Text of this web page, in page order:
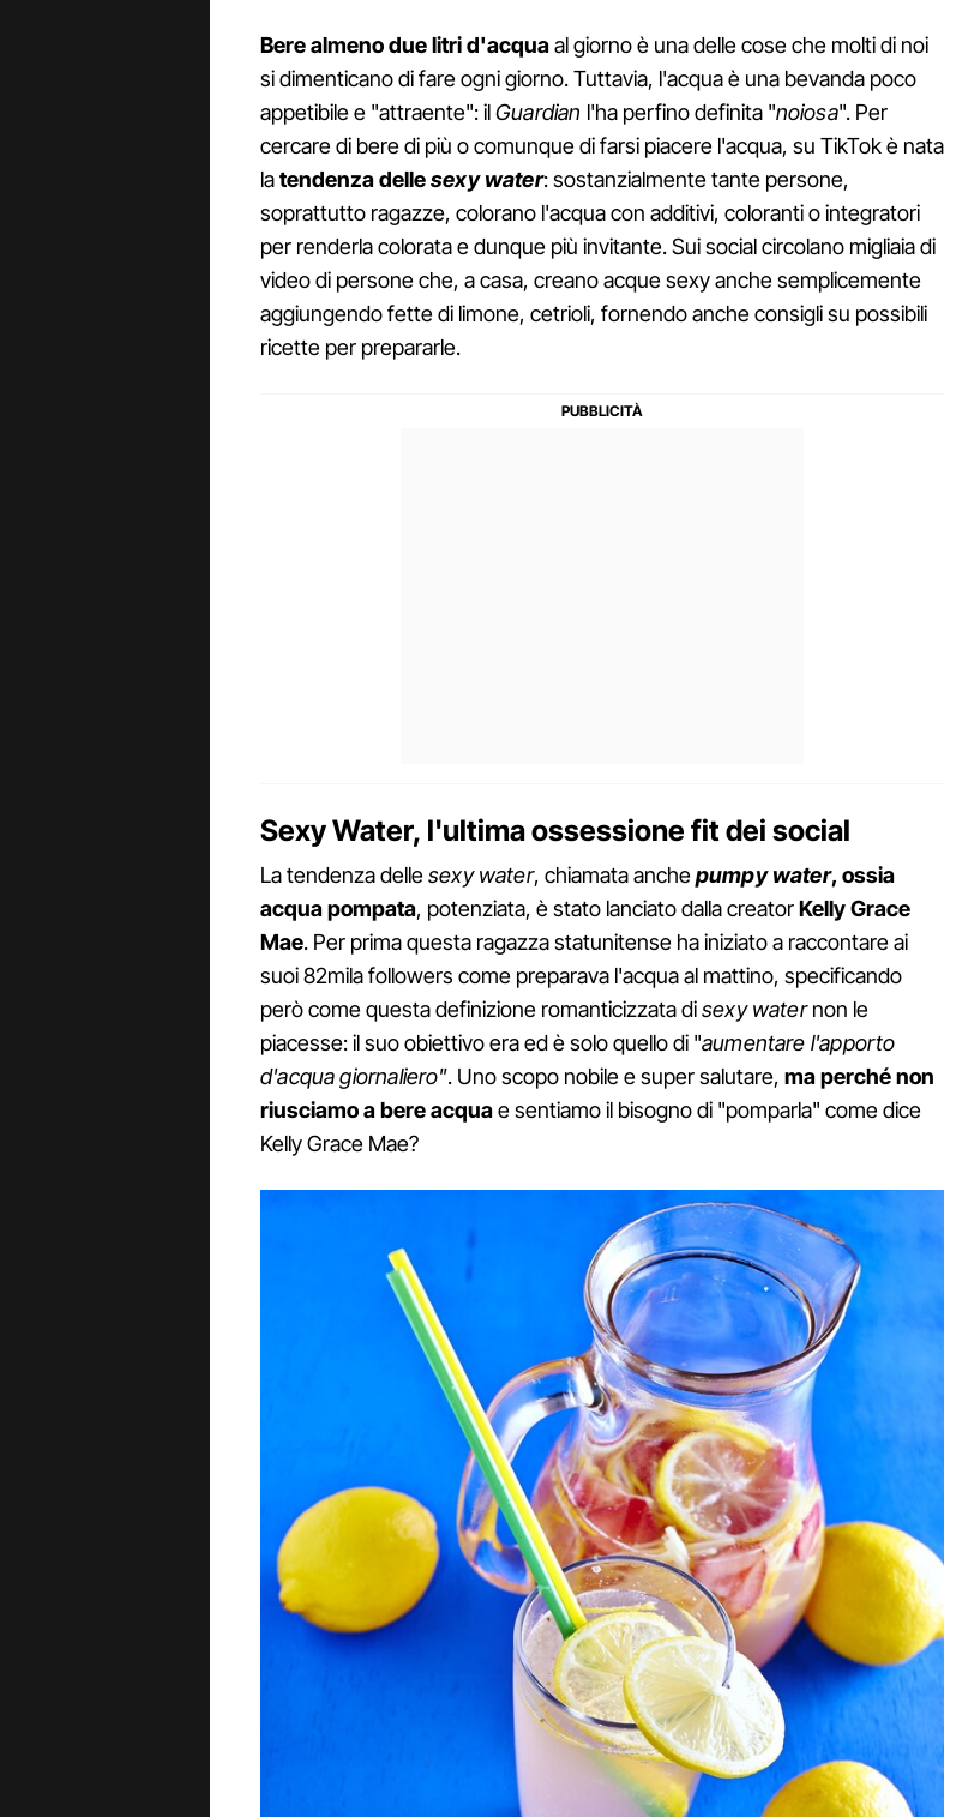
Bere almeno due litri d'acquaal giorno è una delle cose che molti di noi
si dimenticano di fare ogni giorno. Tuttavia, l'acqua è una bevanda poco
appetibile e "attraente": ilGuardian l'ha perfino definita "noiosa". Per
cercare di bere di più o comunque di farsi piacere l'acqua, su TikTok è nata
latendenza dellesexy water: sostanzialmente tante persone,
soprattutto ragazze, colorano l'acqua con additivi, coloranti o integratori
per renderla colorata e dunque più invitante. Sui social circolano migliaia di
video di persone che, a casa, creano acque sexy anche semplicemente
aggiungendo fette di limone, cetrioli, fornendo anche consigli su possibili
ricette per prepararle.
Sexy Water, l'ultima ossessione fit dei social
La tendenza dellesexy water, chiamata anchepumpy water, ossia
acqua pompata, potenziata, è stato lanciato dalla creatorKellyGrace
Mae. Per prima questa ragazza statunitense ha iniziato a raccontare ai
suoi 82mila followers come preparava l'acqua al mattino, specificando
però come questa definizione romanticizzata disexy waternon le
piacesse: il suo obiettivo era ed è solo quello di "aumentare l'apporto
d'acqua giornaliero". Uno scopo nobile e super salutare, ma perché non
riusciamo a bere acquae sentiamo il bisogno di "pomparla" come dice
Kelly Grace Mae?